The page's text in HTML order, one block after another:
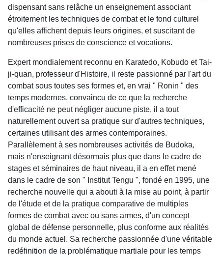
dispensant sans relâche un enseignement associant
étroitement les techniques de combat et le fond culturel
qu'elles affichent depuis leurs origines, et suscitant de
nombreuses prises de conscience et vocations.
Expert mondialement reconnu en Karatedo, Kobudo et Tai-
ji-quan, professeur d'Histoire, il reste passionné par l'art du
combat sous toutes ses formes et, en vrai " Ronin " des
temps modernes, convaincu de ce que la recherche
d'efficacité ne peut négliger aucune piste, il a tout
naturellement ouvert sa pratique sur d'autres techniques,
certaines utilisant des armes contemporaines.
Parallèlement à ses nombreuses activités de Budoka,
mais n'enseignant désormais plus que dans le cadre de
stages et séminaires de haut niveau, il a en effet mené
dans le cadre de son " Institut Tengu ", fondé en 1995, une
recherche nouvelle qui a abouti à la mise au point, à partir
de l'étude et de la pratique comparative de multiples
formes de combat avec ou sans armes, d'un concept
global de défense personnelle, plus conforme aux réalités
du monde actuel. Sa recherche passionnée d'une véritable
redéfinition de la problématique martiale pour les temps